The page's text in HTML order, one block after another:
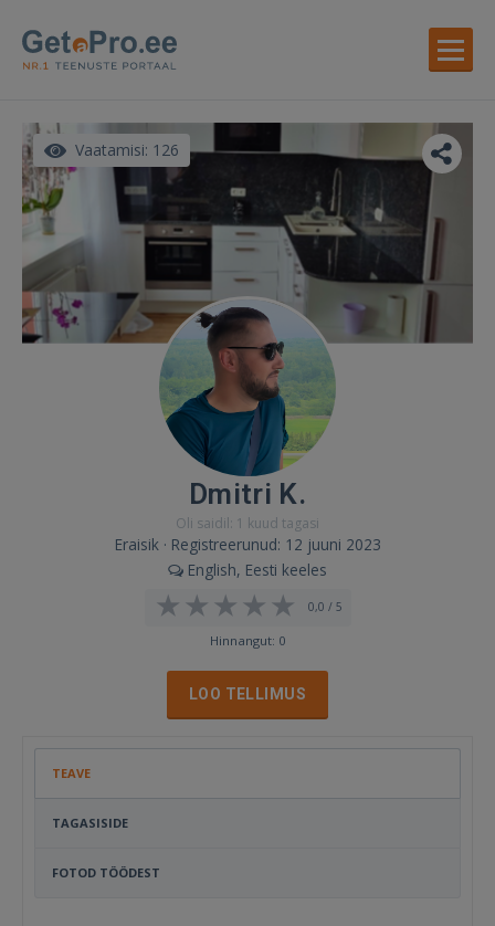
Vaatamisi: 126
Dmitri K.
Oli saidil: 1 kuud tagasi
Eraisik · Registreerunud: 12 juuni 2023
English, Eesti keeles
0,0 / 5
Hinnangut: 0
LOO TELLIMUS
TEAVE
TAGASISIDE
FOTOD TÖÖDEST